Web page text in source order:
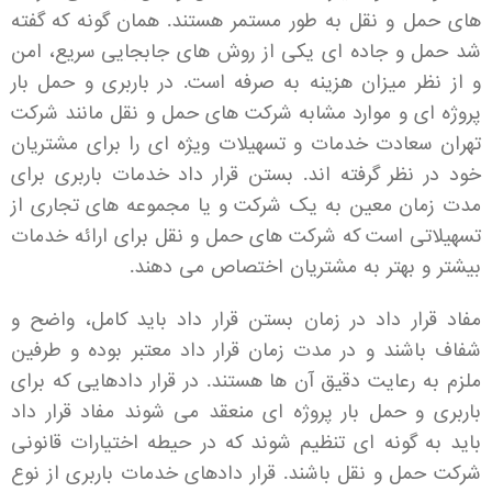
های حمل و نقل به طور مستمر هستند. همان گونه که گفته
شد حمل و جاده ای یکی از روش های جابجایی سریع، امن
و از نظر میزان هزینه به صرفه است. در باربری و حمل بار
پروژه ای و موارد مشابه شرکت های حمل و نقل مانند شرکت
تهران سعادت خدمات و تسهیلات ویژه ای را برای مشتریان
خود در نظر گرفته اند. بستن قرار داد خدمات باربری برای
مدت زمان معین به یک شرکت و یا مجموعه های تجاری از
تسهیلاتی است که شرکت های حمل و نقل برای ارائه خدمات
بیشتر و بهتر به مشتریان اختصاص می دهند.
مفاد قرار داد در زمان بستن قرار داد باید کامل، واضح و
شفاف باشند و در مدت زمان قرار داد معتبر بوده و طرفین
ملزم به رعایت دقیق آن ها هستند. در قرار دادهایی که برای
باربری و حمل بار پروژه ای منعقد می شوند مفاد قرار داد
باید به گونه ای تنظیم شوند که در حیطه اختیارات قانونی
شرکت حمل و نقل باشند. قرار دادهای خدمات باربری از نوع